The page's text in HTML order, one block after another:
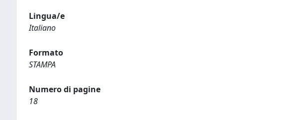
Lingua/e
Italiano
Formato
STAMPA
Numero di pagine
18